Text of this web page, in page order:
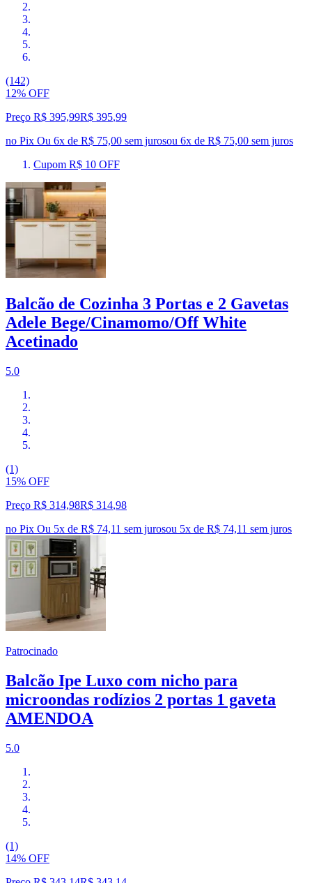
(142)
12% OFF
Preço R$ 395,99R$ 395,99
no Pix Ou 6x de R$ 75,00 sem jurosou 6x de R$ 75,00 sem juros
Cupom R$ 10 OFF
Balcão de Cozinha 3 Portas e 2 Gavetas
Adele Bege/Cinamomo/Off White
Acetinado
5.0
(1)
15% OFF
Preço R$ 314,98R$ 314,98
no Pix Ou 5x de R$ 74,11 sem jurosou 5x de R$ 74,11 sem juros
Patrocinado
Balcão Ipe Luxo com nicho para
microondas rodízios 2 portas 1 gaveta
AMENDOA
5.0
(1)
14% OFF